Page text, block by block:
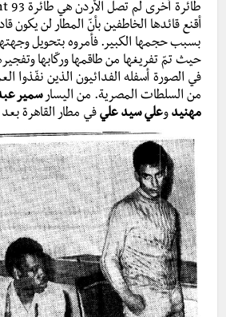
أقنع قائدها الخاطفين بأنّ المطار لن يكون
بسبب حجمها الكبير. فأمروه بتحويل
حيث تمّ تفريغها من طاقمها وركّابها
في الصورة أسفله الفدائيون الذين نفّذوا
من السلطات المصرية. من اليسارسمير
مهنيد وعلي سيد عليفي مطار القاهرة